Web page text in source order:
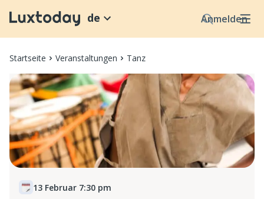
Anmelden
de
Startseite Veranstaltungen Tanz
13 Februar 7:30 pm